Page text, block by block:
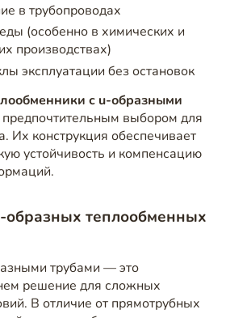
в трубопроводах
(особенно в химических и
производствах)
эксплуатации без остановок
с u-образными
предпочтительным выбором для
Их конструкция обеспечивает
устойчивость и компенсацию
теплообменных
трубами — это
решение для сложных
В отличие от прямотрубных